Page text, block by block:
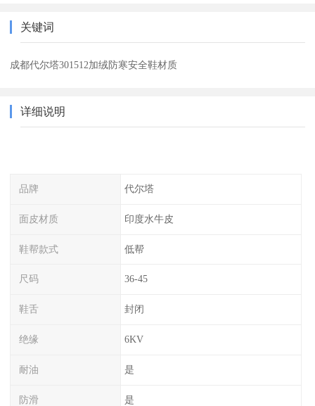
关键词
成都代尔塔301512加绒防寒安全鞋材质
详细说明
品牌 代尔塔
面皮材质 印度水牛皮
鞋帮款式 低帮
尺码 36-45
鞋舌 封闭
绝缘 6KV
耐油 是
防滑 是